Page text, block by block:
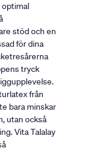
stöd och en
för dina
tryck
från
bara minskar
utan också
Vita Talalay